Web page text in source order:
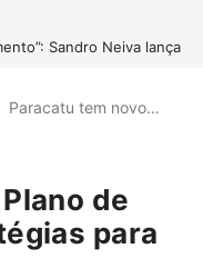
o Prêmio de Redação e
Paracatu tem novo…
de
para